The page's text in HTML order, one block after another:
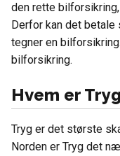
den rette
Derfor kan det betale
tegner en
bilforsikring.
Hvem er
Tryg er det største
Norden er Tryg det